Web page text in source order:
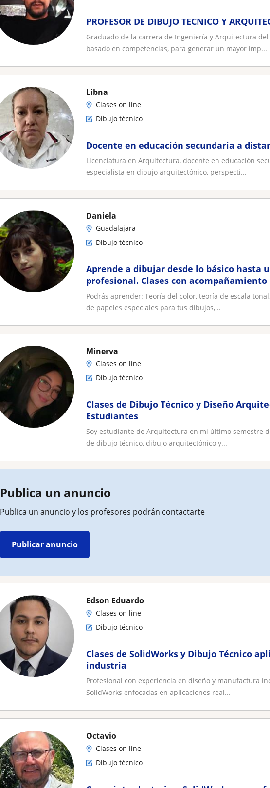
PROFESOR DE DIBUJO TECNICO Y
Graduado de la carrera de Ingeniería y Arquitectura
basado en competencias, para generar un mayor imp...
Libna
Clases on line
Dibujo técnico
Docente en educación secundaria a
Licenciatura en Arquitectura, docente en educación
especialista en dibujo arquitectónico, perspecti...
Daniela
Guadalajara
Dibujo técnico
Aprende a dibujar desde lo básico hasta
profesional. Clases con
prácticas personalizadas de dibuj
Podrás aprender: Teoría del color, teoría de escala
de papeles especiales para tus dibujos,...
Minerva
Clases on line
Dibujo técnico
Clases de Dibujo Técnico y Diseño
Estudiantes
Soy estudiante de Arquitectura en mi último semestre
de dibujo técnico, dibujo arquitectónico y...
Publica un anuncio
Publica un anuncio y los profesores podrán contactarte
Publicar anuncio
Edson Eduardo
Clases on line
Dibujo técnico
Clases de SolidWorks y Dibujo Técnico
industria
Profesional con experiencia en diseño y manufactura
SolidWorks enfocadas en aplicaciones real...
Octavio
Clases on line
Dibujo técnico